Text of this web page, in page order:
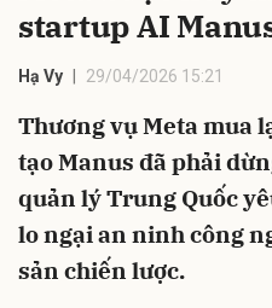
startup AI
Hạ Vy 29/04/2026 15:21
Thương vụ Meta mua
tạo Manus đã phải
quản lý Trung Quốc
lo ngại an ninh công
sản chiến lược.